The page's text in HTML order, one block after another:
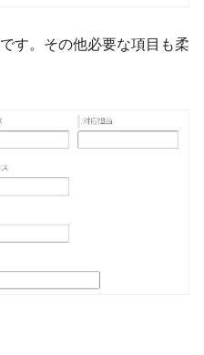
す。その他必要な項目も柔